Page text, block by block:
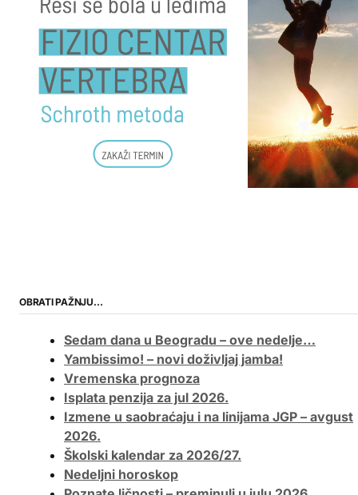
OBRATI PAŽNJU…
Sedam dana u Beogradu – ove nedelje…
Yambissimo! – novi doživljaj jamba!
Vremenska prognoza
Isplata penzija za jul 2026.
Izmene u saobraćaju i na linijama JGP – avgust
2026.
Školski kalendar za 2026/27.
Nedeljni horoskop